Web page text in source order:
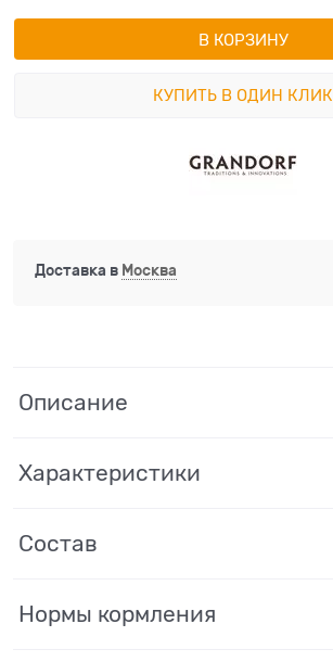
В КОРЗИНУ
КУПИТЬ В ОДИН КЛИК
Доставка в Москва
Описание
Характеристики
Состав
Нормы кормления